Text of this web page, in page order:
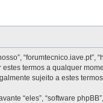
termos a qualquer
sujeito a estes
“eles”, “software